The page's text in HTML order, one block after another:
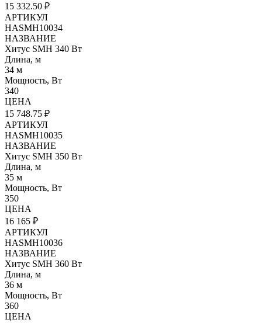
15 332.50 ₽
АРТИКУЛ
HASMH10034
НАЗВАНИЕ
Хитус SMH 340 Вт
Длина, м
34 м
Мощность, Вт
340
ЦЕНА
15 748.75 ₽
АРТИКУЛ
HASMH10035
НАЗВАНИЕ
Хитус SMH 350 Вт
Длина, м
35 м
Мощность, Вт
350
ЦЕНА
16 165 ₽
АРТИКУЛ
HASMH10036
НАЗВАНИЕ
Хитус SMH 360 Вт
Длина, м
36 м
Мощность, Вт
360
ЦЕНА